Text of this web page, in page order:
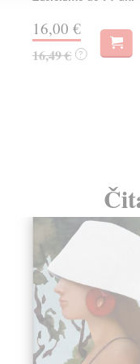
16,00 €
16,49 € ?